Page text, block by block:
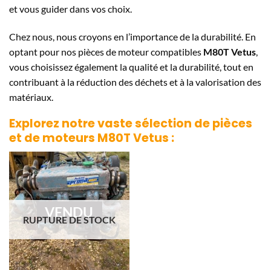
et vous guider dans vos choix.
Chez nous, nous croyons en l’importance de la durabilité. En
optant pour nos pièces de moteur compatibles M80T Vetus
vous choisissez également la qualité et la durabilité, tout en
contribuant à la réduction des déchets et à la valorisation des
matériaux.
Explorez notre vaste sélection de pièces
et de moteurs M80T Vetus :
VENDU
RUPTURE DE STOCK